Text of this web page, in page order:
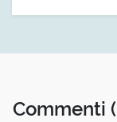
Commenti